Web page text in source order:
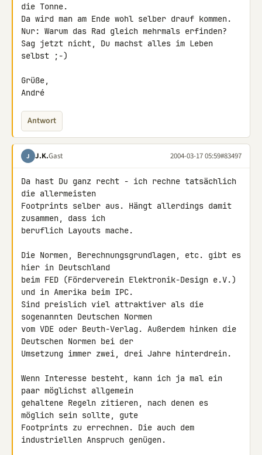
die Tonne.
Da wird man am Ende wohl selber drauf kommen.
Nur: Warum das Rad gleich mehrmals erfinden?
Sag jetzt nicht, Du machst alles im Leben
selbst ;-)
Grüße,
André
Antwort
J J.K.Gast 2004-03-17 05:59#83497
Da hast Du ganz recht - ich rechne tatsächlich
die allermeisten
Footprints selber aus. Hängt allerdings damit
zusammen, dass ich
beruflich Layouts mache.
Die Normen, Berechnungsgrundlagen, etc. gibt es
hier in Deutschland
beim FED (Förderverein Elektronik-Design e.V.)
und in Amerika beim IPC.
Sind preislich viel attraktiver als die
sogenannten Deutschen Normen
vom VDE oder Beuth-Verlag. Außerdem hinken die
Deutschen Normen bei der
Umsetzung immer zwei, drei Jahre hinterdrein.
Wenn Interesse besteht, kann ich ja mal ein
paar möglichst allgemein
gehaltene Regeln zitieren, nach denen es
möglich sein sollte, gute
Footprints zu errechnen. Die auch dem
industriellen Anspruch genügen.